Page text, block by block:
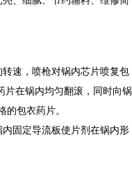
速，喷枪对锅内芯片喷复包
片在锅内均匀翻滚，同时向锅
的包衣药片。
固定导流板使片剂在锅内形